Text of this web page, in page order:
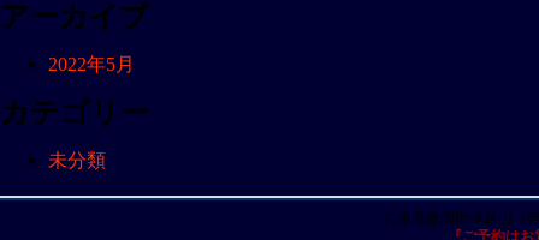
アーカイブ
2022年5月
カテゴリー
未分類
兵庫県豊岡市津居山
『ご予約は